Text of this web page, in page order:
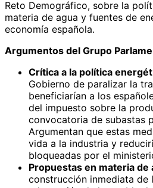
Reto Demográfico, sobre la
materia de agua y fuentes de
economía española.
Argumentos del Grupo
Crítica a la política
Gobierno de paralizar la
beneficiarían a los
del impuesto sobre la
convocatoria de subastas
Argumentan que estas
vida a la industria y
bloqueadas por el
Propuestas en materia de
construcción inmediata de